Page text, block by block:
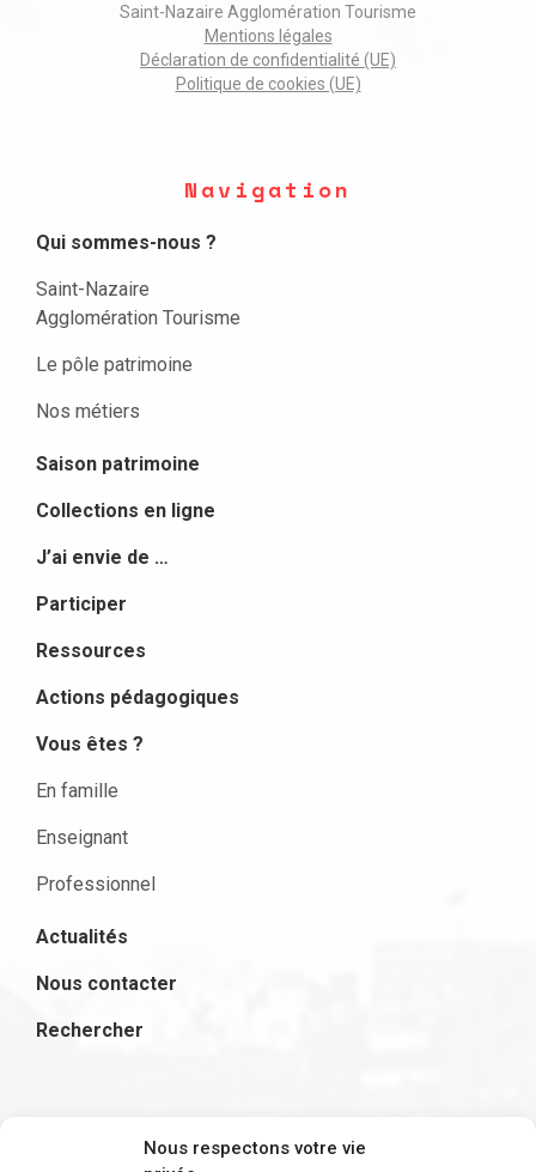
Nous respectons votre vie
Saint-Nazaire Agglomération Tourisme
Mentions légales
Déclaration de confidentialité (UE)
Politique de cookies (UE)
Navigation
Qui sommes-nous ?
Saint-Nazaire
Agglomération Tourisme
Le pôle patrimoine
Nos métiers
Saison patrimoine
Collections en ligne
J’ai envie de …
Participer
Ressources
Actions pédagogiques
Vous êtes ?
En famille
Enseignant
Professionnel
Actualités
Nous contacter
Rechercher
S'inscrire à la newsletter